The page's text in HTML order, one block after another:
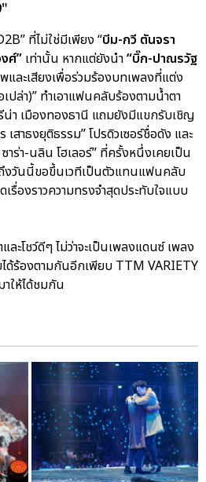
ที่ไม่ใช่มีเพียง “บีม-กวี ตันจรา
ศ์” เท่านั้น หากแต่ยังนำ“บิ๊ก-ปาณรวัฐ
และเสียงเพื่อร่วมร้องบทเพลงที่แต่ง
ปล่า)” ทำเอาแฟนคลับร้องตามน้ำตา
า เมืองทองธานี แถมยังมีแขกรับเชิญ
สาธงยุติธรรม” โปรดิวเซอร์ชื่อดัง และ
ร่า-นลิน โฮเลอร์” ที่ครั้งหนึ่งเคยเป็น
งวันนี้ขอขึ้นเวทีเป็นตัวแทนแฟนคลับ
รื่องราวความทรงจำสุดประทับใจแบบ
ะโชว์ดีๆ ไม่ว่าจะเป็นเพลงแดนซ์ เพลง
ด้ร้องตามกันอีกเพียบ TTM VARIETY
ให้ได้ชมกัน